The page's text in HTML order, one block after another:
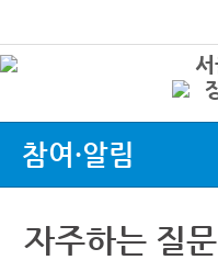
참여·알림
자주하는 질문